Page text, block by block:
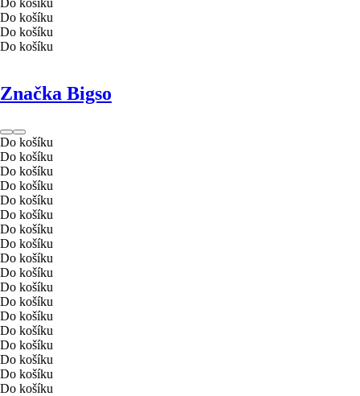
Do košíku
Do košíku
Do košíku
Značka Bigso
Do košíku
Do košíku
Do košíku
Do košíku
Do košíku
Do košíku
Do košíku
Do košíku
Do košíku
Do košíku
Do košíku
Do košíku
Do košíku
Do košíku
Do košíku
Do košíku
Do košíku
Do košíku